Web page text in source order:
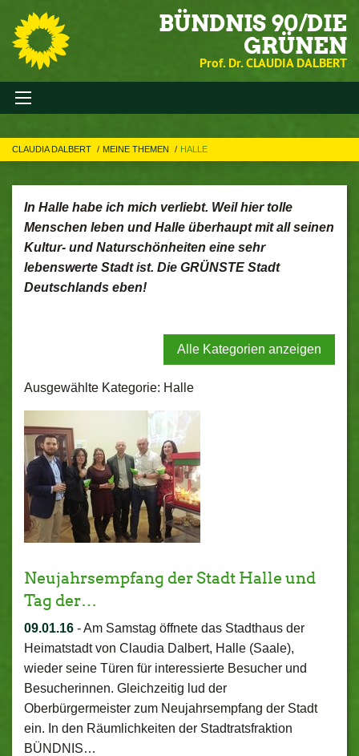
BÜNDNIS 90/DIE
GRÜNEN
Prof. Dr. CLAUDIA DALBERT
CLAUDIA DALBERT MEINE THEMEN HALLE
In Halle habe ich mich verliebt. Weil hier tolle
Menschen leben und Halle überhaupt mit all seinen
Kultur- und Naturschönheiten eine sehr
lebenswerte Stadt ist. Die GRÜNSTE Stadt
Deutschlands eben!
Alle Kategorien anzeigen
Ausgewählte Kategorie: Halle
Neujahrsempfang der Stadt Halle und
Tag der…
09.01.16 -Am Samstag öffnete das Stadthaus der
Heimatstadt von Claudia Dalbert, Halle (Saale),
wieder seine Türen für interessierte Besucher und
Besucherinnen. Gleichzeitig lud der
Oberbürgermeister zum Neujahrsempfang der Stadt
ein. In den Räumlichkeiten der Stadtratsfraktion
BÜNDNIS…